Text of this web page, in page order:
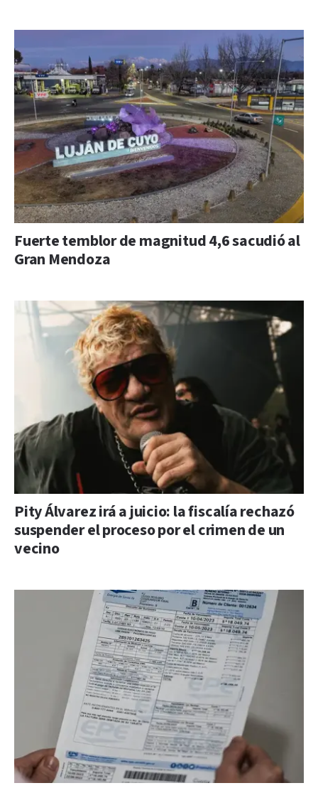
Fuerte temblor de magnitud 4,6 sacudió al
Gran Mendoza
Pity Álvarez irá a juicio: la fiscalía rechazó
suspender el proceso por el crimen de un
vecino